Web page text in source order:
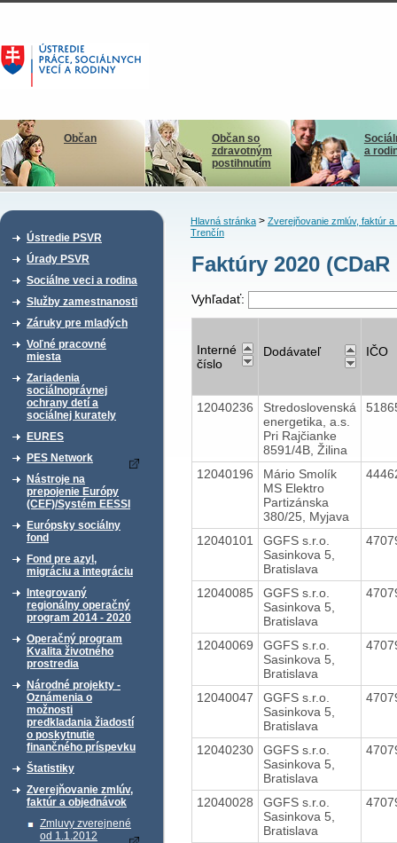
Občan
Občan so
zdravotným
postihnutím
a
Ústredie PSVR
Úrady PSVR
Sociálne veci a rodina
Služby zamestnanosti
Záruky pre mladých
Voľné pracovné
miesta
Zariadenia
sociálnoprávnej
ochrany detí a
sociálnej kurately
EURES
PES Network
Nástroje na
prepojenie Európy
(CEF)/Systém EESSI
Európsky sociálny
fond
Fond pre azyl,
migráciu a integráciu
Integrovaný
regionálny operačný
program 2014 - 2020
Operačný program
Kvalita životného
prostredia
Národné projekty -
Oznámenia o
možnosti
predkladania žiadostí
o poskytnutie
finančného príspevku
Štatistiky
Zverejňovanie zmlúv,
faktúr a objednávok
Zmluvy zverejnené
od 1.1.2012
Hlavná stránka> Zverejňovanie zmlúv, faktúr a
Trenčín
Faktúry 2020
Vyhľadať:
Interné
číslo
Dodávateľ IČO
12040236
Stredoslovenská
energetika, a.s.
Pri Rajčianke
8591/4B, Žilina
12040196
Mário Smolík
MS Elektro
Partizánska
380/25, Myjava
12040101
GGFS s.r.o.
Sasinkova 5,
Bratislava
12040085
GGFS s.r.o.
Sasinkova 5,
Bratislava
12040069
GGFS s.r.o.
Sasinkova 5,
Bratislava
12040047
GGFS s.r.o.
Sasinkova 5,
Bratislava
12040230
GGFS s.r.o.
Sasinkova 5,
Bratislava
12040028
GGFS s.r.o.
Sasinkova 5,
Bratislava